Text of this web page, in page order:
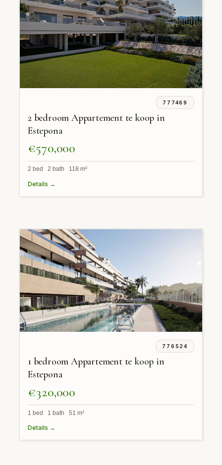
777469
2 bedroom Appartement te koop in
Estepona
€570,000
2 bed 2 bath 118 m²
Details →
776524
1 bedroom Appartement te koop in
Estepona
€320,000
1 bed 1 bath 51 m²
Details →